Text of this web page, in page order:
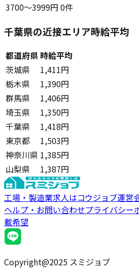
3700〜3999円 0件
千葉県の近接エリア時給平均
都道府県 時給平均
茨城県
1,411円
栃木県
1,390円
群馬県
1,406円
埼玉県
1,350円
千葉県
1,418円
東京都
1,503円
神奈川県 1,385円
山梨県
1,387円
工場・製造業求人はコウジョブ運営
ヘルプ・お問い合わせプライバシー
載希望
Copyright@2025 スミジョブ